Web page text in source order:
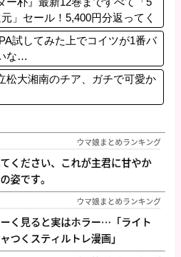
」セール！5,400円分返ってく
をネタにしまくる最もやばい問
られたらまずい漫画
試してみた上でコイツが1番バ
な…
松大湘南のチア、ガチで可愛か